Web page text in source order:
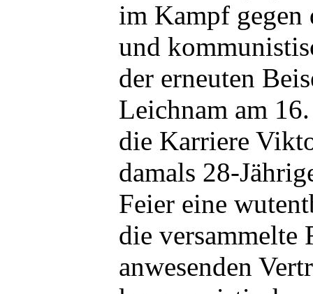
im Kampf gegen
und
der erneuten
Leichnam am
die Karriere
damals 28-
Feier eine
die versammelte
anwesenden